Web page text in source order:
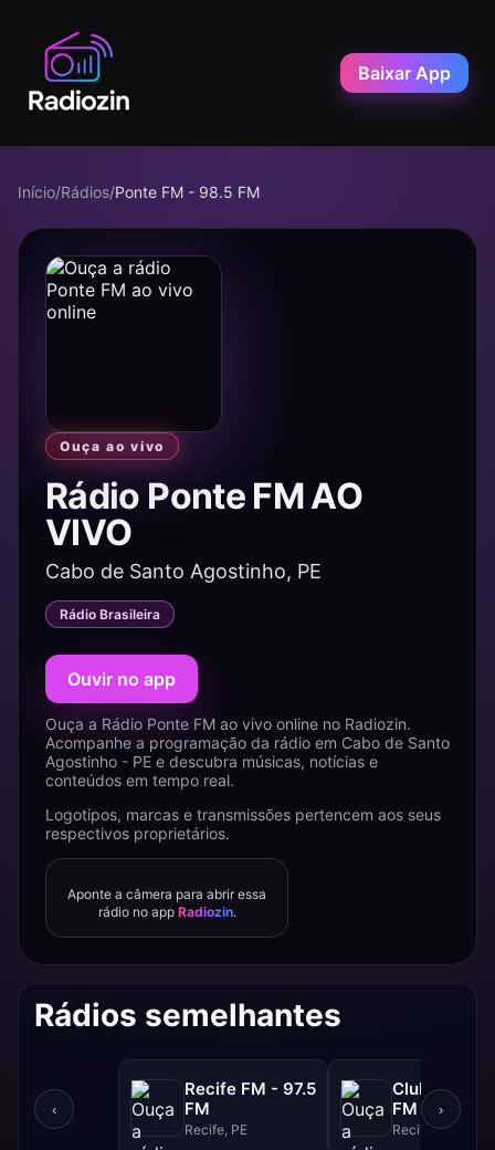
Baixar App
Início/Rádios/Ponte FM - 98.5 FM
Ouça ao vivo
Rádio Ponte FM AO
VIVO
Cabo de Santo Agostinho, PE
Rádio Brasileira
Ouvir no app
Ouça a Rádio Ponte FM ao vivo online no Radiozin.
Acompanhe a programação da rádio em Cabo de Santo
Agostinho - PE e descubra músicas, notícias e
conteúdos em tempo real.
Logotipos, marcas e transmissões pertencem aos seus
respectivos proprietários.
Aponte a câmera para abrir essa
rádio no app Radiozin.
Rádios semelhantes
‹
Recife FM - 97.5
FM
Recife, PE
Clube FM -
FM
Recife, PE
›